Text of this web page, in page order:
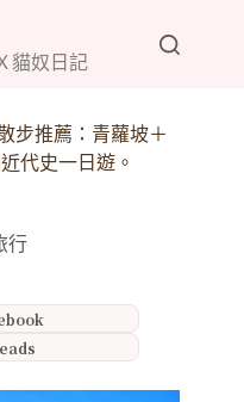
貓奴日記
步推薦：青蘿坡＋
代史一日遊。
行